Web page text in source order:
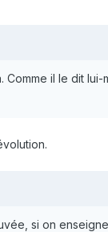
il le dit
si on